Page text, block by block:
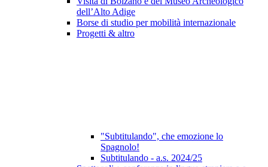
dell’Alto Adige
Borse di studio per mobilità internazionale
Progetti & altro
"Subtitulando", che emozione lo
Spagnolo!
Subtitulando - a.s. 2024/25